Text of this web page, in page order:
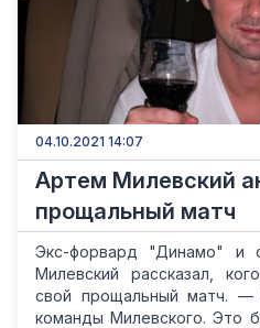
04.10.2021 14:07
Артем Милевский
прощальный матч
Экс-форвард "Динамо" и
Милевский рассказал,
свой прощальный матч. —
команды Милевского. Это